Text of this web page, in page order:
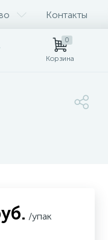
Контакты
0
Корзина
/упак